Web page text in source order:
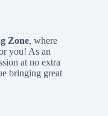
Zone, where
you! As an
at no extra
bringing great